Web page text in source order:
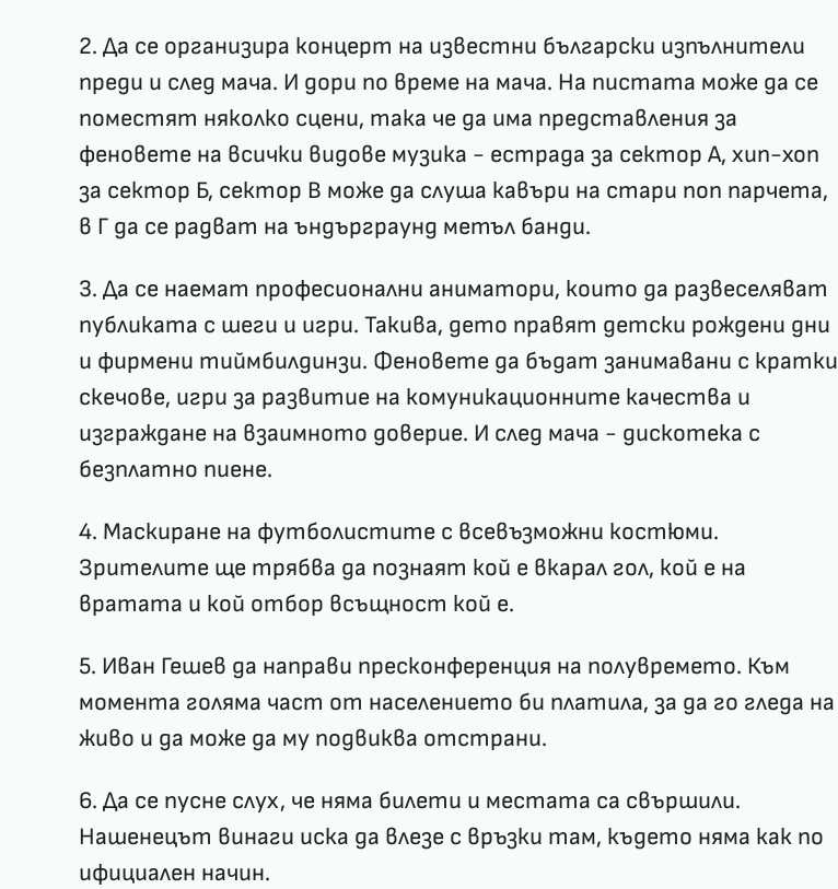
2. Да се организира концерт на известни български изпълнители
преди и след мача. И дори по време на мача. На пистата може да се
поместят няколко сцени, така че да има представления за
феновете на всички видове музика - естрада за сектор А, хип-хоп
за сектор Б, сектор В може да слуша кавъри на стари поп парчета,
в Г да се радват на ъндърграунд метъл банди.
3. Да се наемат професионални аниматори, които да развеселяват
публиката с шеги и игри. Такива, дето правят детски рождени дни
и фирмени тиймбилдинзи. Феновете да бъдат занимавани с кратки
скечове, игри за развитие на комуникационните качества и
изграждане на взаимното доверие. И след мача - дискотека с
безплатно пиене.
4. Маскиране на футболистите с всевъзможни костюми.
Зрителите ще трябва да познаят кой е вкарал гол, кой е на
вратата и кой отбор всъщност кой е.
5. Иван Гешев да направи пресконференция на полувремето. Към
момента голяма част от населението би платила, за да го гледа на
живо и да може да му подвиква отстрани.
6. Да се пусне слух, че няма билети и местата са свършили.
Нашенецът винаги иска да влезе с връзки там, където няма как по
ифициален начин.